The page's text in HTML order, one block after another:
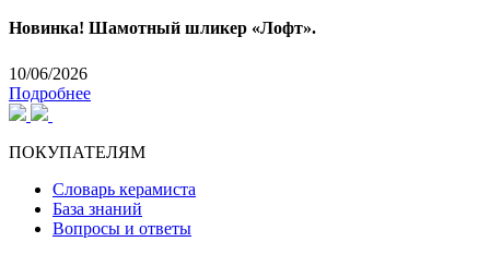
Новинка! Шамотный шликер «Лофт».
10/06/2026
Подробнее
ПОКУПАТЕЛЯМ
Словарь керамиста
База знаний
Вопросы и ответы